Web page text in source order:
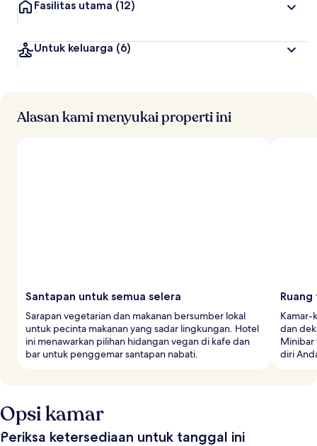
Fasilitas utama (12)
Untuk keluarga (6)
Alasan kami menyukai properti ini
Santapan untuk semua selera
Sarapan vegetarian dan makanan bersumber lokal
untuk pecinta makanan yang sadar lingkungan. Hotel
ini menawarkan pilihan hidangan vegan di kafe dan
bar untuk penggemar santapan nabati.
Kamar-
dan
Minibar
diri
Opsi kamar
Periksa ketersediaan untuk tanggal ini